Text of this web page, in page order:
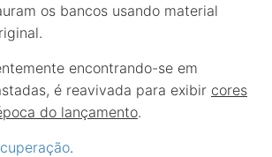
os bancos usando material
encontrando-se em
é reavivada para exibir cores
do lançamento.
.